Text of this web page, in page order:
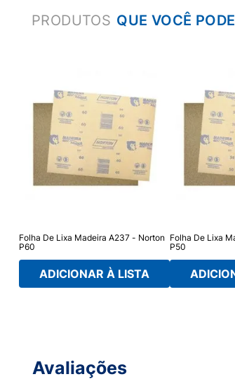
PRODUTOS
Folha De Lixa Madeira A237 - Norton
P60
ADICIONAR À LISTA
Folha De Lixa
P50
Avaliações